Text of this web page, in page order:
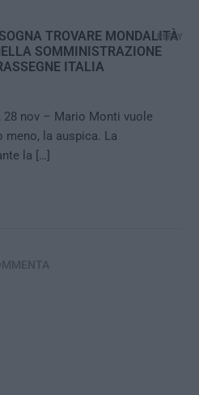
TROVARE MONDALITÀ
SOMMINISTRAZIONE
ITALIA
28 nov – Mario Monti vuole
meno, la auspica. La
la […]
REPLY